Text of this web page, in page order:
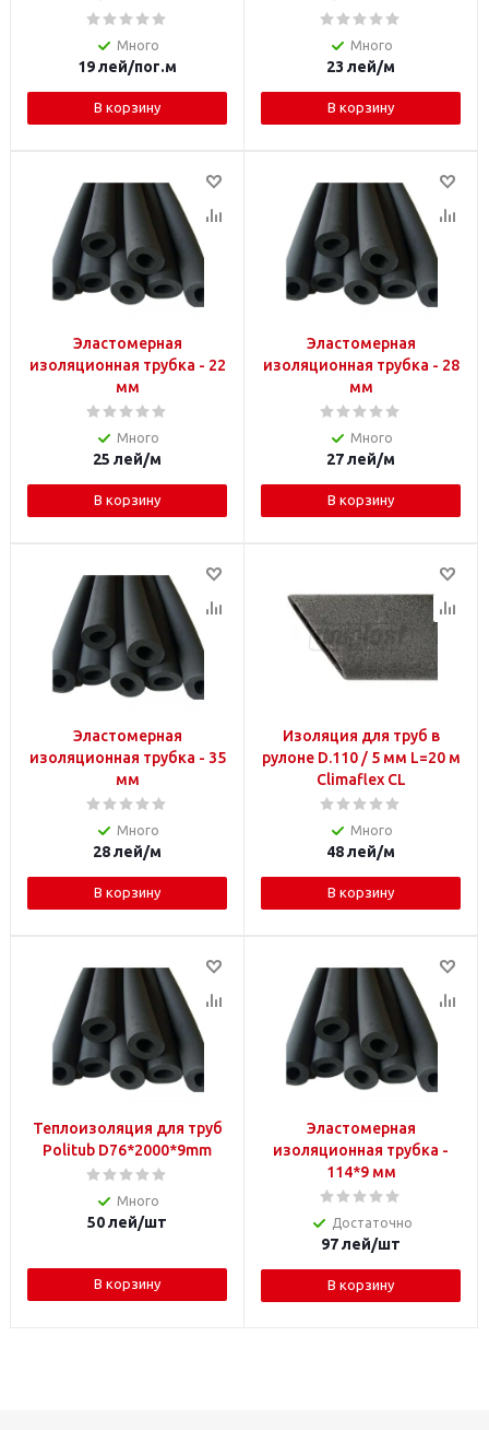
Много
19лей/пог.м
В корзину
Много
23 лей/м
В корзину
Эластомерная
изоляционная трубка - 22
мм
Много
25 лей/м
В корзину
Эластомерная
изоляционная трубка - 28
мм
Много
27лей/м
В корзину
Эластомерная
изоляционная трубка - 35
мм
Много
28лей/м
В корзину
Изоляция для труб в
рулоне D.110 / 5 мм L=20 м
Climaflex CL
Много
48лей/м
В корзину
Теплоизоляция для труб
Politub D76*2000*9mm
Много
50лей/шт
В корзину
Эластомерная
изоляционная трубка -
114*9 мм
Достаточно
97лей/шт
В корзину